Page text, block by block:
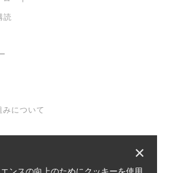
読
について
×